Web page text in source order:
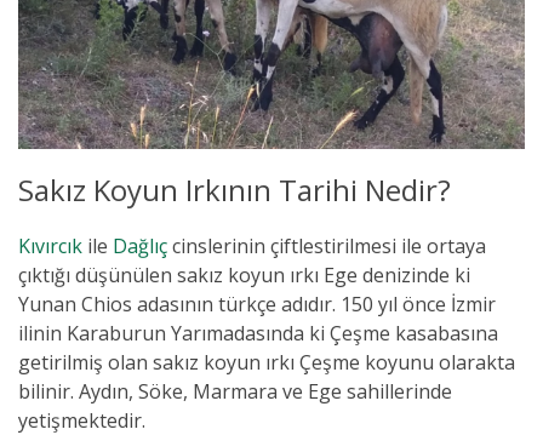
Sakız Koyun Irkının Tarihi Nedir?
Kıvırcık ile Dağlıçcinslerinin çiftlestirilmesi ile ortaya
çıktığı düşünülen sakız koyun ırkı Ege denizinde ki
Yunan Chios adasının türkçe adıdır. 150 yıl önce İzmir
ilinin Karaburun Yarımadasında ki Çeşme kasabasına
getirilmiş olan sakız koyun ırkı Çeşme koyunu olarakta
bilinir. Aydın, Söke, Marmara ve Ege sahillerinde
yetişmektedir.